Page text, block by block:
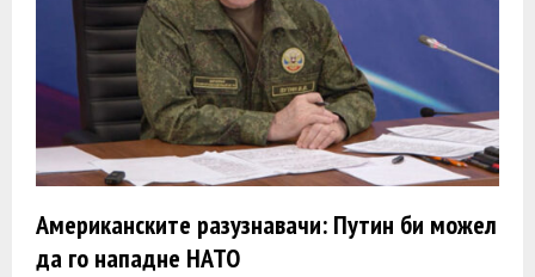
Американските разузнавачи: Путин би можел
да го нападне НАТО